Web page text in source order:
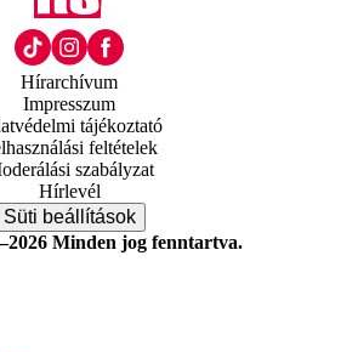
Hírarchívum
Impresszum
tájékoztató
feltételek
szabályzat
Hírlevél
Süti beállítások
Minden jog fenntartva.